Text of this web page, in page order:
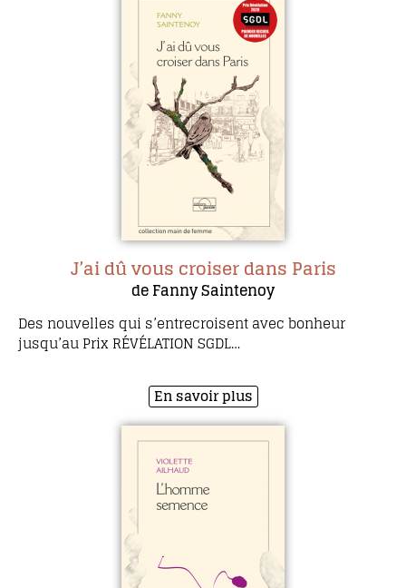
J’ai dû vous croiser dans Paris
de Fanny Saintenoy
Des nouvelles qui s’entrecroisent avec bonheur
jusqu’au Prix RÉVÉLATION SGDL…
En savoir plus